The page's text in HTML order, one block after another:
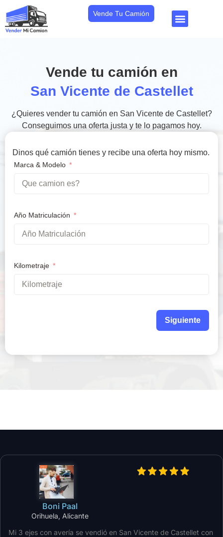
Vende Tu Camión
Vende tu camión en
San Vicente de Castellet
¿Quieres vender tu camión en San Vicente de Castellet?
Conseguimos una oferta justa y te lo pagamos hoy.
Dinos qué camión tienes y recibe una oferta hoy mismo.
Marca & Modelo
Año Matriculación
Kilometraje
Siguiente
Boni Paal
Orihuela, Alicante
Mi 3 ejes con avería se vendió en San Vicente de Castellet con